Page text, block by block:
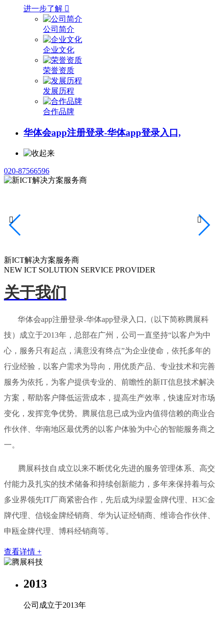
进一步了解 
公司简介
企业文化
荣誉资质
发展历程
合作品牌
华体会app注册登录-华体app登录入口,
020-87566596
新ICT解决方案服务商
NEW ICT SOLUTION SERVICE PROVIDER
 
关于我们
华体会app注册登录-华体app登录入口,（以下简称腾展科
技）成立于2013年，总部在广州，公司一直坚持“以客户为中
心，服务只有起点，满意没有终点”为企业使命，依托多年的
行业经验，以客户需求为导向，用优质产品、专业技术和完善
服务为依托，为客户提供专业的、前瞻性的新IT信息技术解决
方案，帮助客户降低运营成本，提高生产效率，快速应对市场
变化，发挥竞争优势。腾展信息已成为业内值得信赖的商业合
作伙伴、华南地区最优秀的以客户体验为中心的智能服务商之
一。
腾展科技自成立以来不断优化先进的服务管理体系、高交
付能力及扎实的技术储备和持续创新能力，多年来保持着与众
多业界领先IT厂商紧密合作，先后成为绿盟金牌代理、H3C金
牌代理、信锐金牌经销商、华为认证经销商、维谛合作伙伴、
申瓯金牌代理、博科经销商等。
查看详情 +
2013
公司成立于2013年